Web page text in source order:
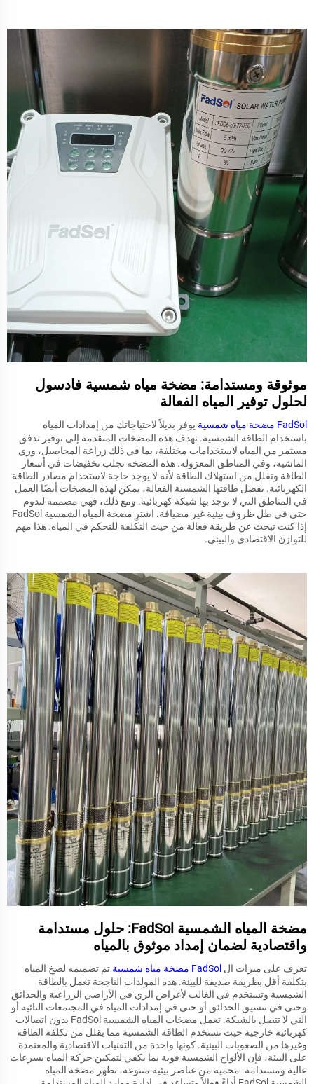
موثوقة ومستدامة: مضخة مياه شمسية فادسول
لحلول توفير المياه الفعالة
FadSolمضخة مياه شمسيةيوفر بديلاً لاحتياجاتك من إمدادات المياه
باستخدام الطاقة الشمسية. تهدف هذه المضخات المتقدمة إلى توفير تدفق
مستمر من المياه لاستخدامات مختلفة، بما في ذلك زراعة المحاصيل، وري
الماشية، وفي المناطق المعزولة. هذه المضخة تجلب تخفيضات في أسعار
الطاقة وتقلل من استهلاك الطاقة لأنه لا يوجد حاجة لاستخدام مصادر الطاقة
الكهربائية. بفضل طاقتها الشمسية الفعالة، يمكن لهذه المضخات أيضًا العمل
في المناطق التي لا توجد بها شبكة كهربائية. ومع ذلك، فهي مصممة لتدوم
حتى في ظل ظروف بيئية غير مضيافة. اشترِ مضخة المياه الشمسية FadSol
إذا كنت تبحث عن طريقة فعالة من حيث التكلفة للتحكم في المياه. هذا مهم
للتوازن الاقتصادي والبيئي.
مضخة المياه الشمسية FadSol: حلول مستدامة
واقتصادية لضمان إمداد موثوق بالمياه
تعرف على ميزات الFadSolمضخة مياه شمسيةتم تصميمه لضخ المياه
بتكلفة أقل بطريقة صديقة للبيئة. هذه المولدات الناجحة تعمل بالطاقة
الشمسية وتستخدم في الغالب لأغراض الري في الأراضي الزراعية والحدائق
وحتى في تنسيق الحدائق أو حتى في إمدادات المياه في المجتمعات النائية أو
التي لا تتصل بالشبكة. تعمل مضخات المياه الشمسية FadSol بدون اتصالات
كهربائية خارجية حيث تستخدم الطاقة الشمسية مما يقلل من تكلفة الطاقة
وغيرها من الصعوبات البيئية. كونها واحدة من التقنيات الاقتصادية والمعتمدة
على البيئة، فإن الألواح الشمسية قوية بما يكفي لتمكين حركة المياه بسرعات
عالية ومستدامة. محمية من عناصر بيئية متنوعة، تظهر مضخة المياه